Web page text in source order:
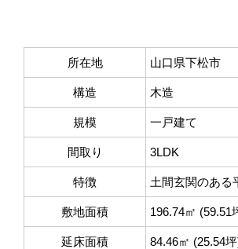
所在地 山口県下松市
構造 木造
規模 一戸建て
間取り 3LDK
特徴 土間玄関のある
敷地面積 196.74㎡ (59.51
延床面積 84.46㎡ (25.54